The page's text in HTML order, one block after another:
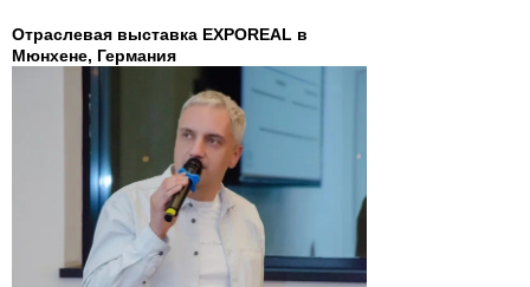
Отраслевая выставка EXPOREAL в
Мюнхене, Германия